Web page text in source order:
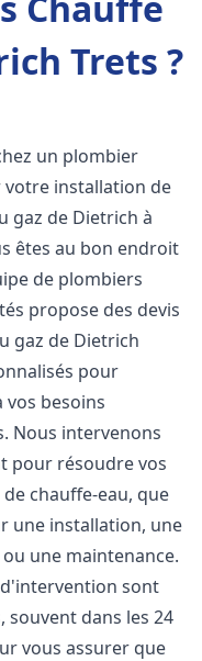
Trets ?
un plombier
installation de
gaz de Dietrich à
êtes au bon endroit
de plombiers
propose des devis
gaz de Dietrich
pour
vos besoins
Nous intervenons
pour résoudre vos
chauffe-eau, que
une installation, une
une maintenance.
sont
souvent dans les 24
vous assurer que